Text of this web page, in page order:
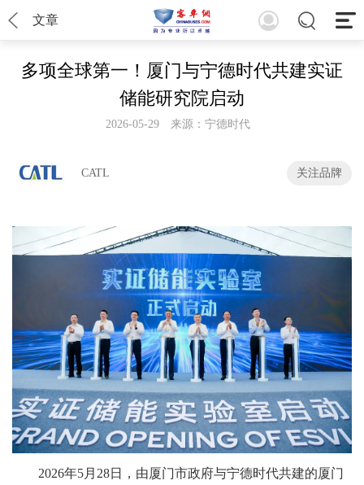
文章
多项全球第一！厦门与宁德时代共建实证
储能研究院启动
2026-05-29 来源：宁德时代
CATL 关注品牌
2026年5月28日，由厦门市政府与宁德时代共建的厦门